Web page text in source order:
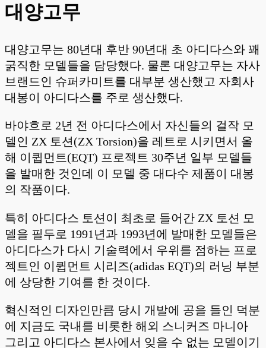
대양고무
대양고무는 80년대 후반 90년대 초 아디다스와 꽤
굵직한 모델들을 담당했다. 물론 대양고무는 자사
브랜드인 슈퍼카미트를 대부분 생산했고 자회사
대봉이 아디다스를 주로 생산했다.
바야흐로 2년 전 아디다스에서 자신들의 걸작 모
델인 ZX 토션(ZX Torsion)을 레트로 시키면서 올
해 이큅먼트(EQT) 프로젝트 30주년 일부 모델들
을 발매한 것인데 이 모델 중 대다수 제품이 대봉
의 작품이다.
특히 아디다스 토션이 최초로 들어간 ZX 토션 모
델을 필두로 1991년과 1993년에 발매한 모델들은
아디다스가 다시 기술력에서 우위를 점하는 프로
젝트인 이큅먼트 시리즈(adidas EQT)의 러닝 부분
에 상당한 기여를 한 것이다.
혁신적인 디자인만큼 당시 개발에 공을 들인 덕분
에 지금도 국내를 비롯한 해외 스니커즈 마니아
그리고 아디다스 본사에서 잊을 수 없는 모델이기